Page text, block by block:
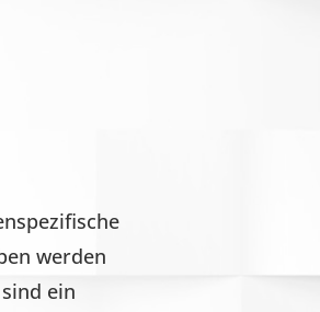
werden
ein